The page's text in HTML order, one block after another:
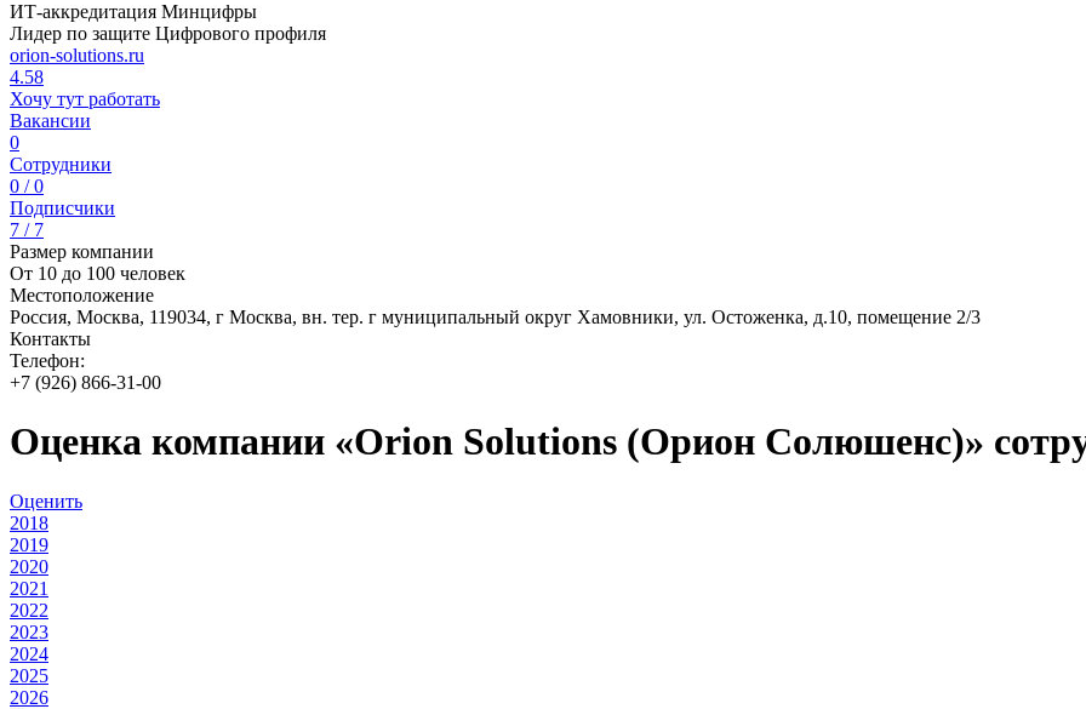
ИТ-аккредитация Минцифры
Лидер по защите Цифрового профиля
orion-solutions.ru
4.58
Хочу тут работать
Вакансии
0
Сотрудники
0 / 0
Подписчики
7 / 7
Размер компании
От 10 до 100 человек
Местоположение
Россия, Москва, 119034, г Москва, вн. тер. г муниципальный округ Хамовники, ул. Остоженка, д.10, помещение 2/3
Контакты
Телефон:
+7 (926) 866-31-00
Оценка компании «Orion Solutions (Орион Солюшенс)»
Оценить
2018
2019
2020
2021
2022
2023
2024
2025
2026